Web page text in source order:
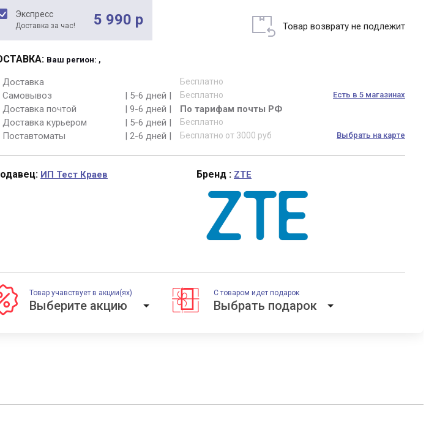
Экспресс
Доставка за час! 5 990 р Товар возврату не подлежит
Ваш регион: ,
Доставка Бесплатно
Самовывоз | 5-6 дней | Бесплатно Есть в 5 магазинах
Доставка почтой | 9-6 дней |
По тарифам почты РФ
Доставка курьером
| 5-6 дней | Бесплатно
Поставтоматы | 2-6 дней | Бесплатно от 3000 руб Выбрать на карте
ИП Тест Краев Бренд : ZTE
Товар учавствует в акции(ях) С товаром идет подарок